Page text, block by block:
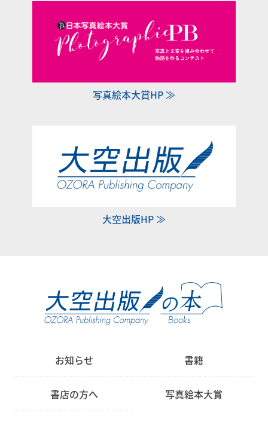
写真絵本大賞HP ≫
大空出版HP ≫
お知らせ 書籍
書店の方へ 写真絵本大賞